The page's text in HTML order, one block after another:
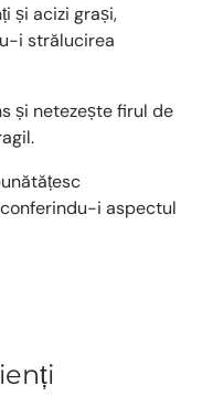
și acizi grași,
i strălucirea
și netezește firul de
i aspectul